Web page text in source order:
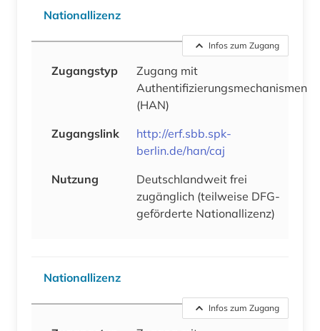
Nationallizenz
Infos zum Zugang
Zugangstyp
Zugang mit
Authentifizierungsmechanismen
(HAN)
Zugangslink
http://erf.sbb.spk-
berlin.de/han/caj
Nutzung
Deutschlandweit frei
zugänglich (teilweise DFG-
geförderte Nationallizenz)
Nationallizenz
Infos zum Zugang